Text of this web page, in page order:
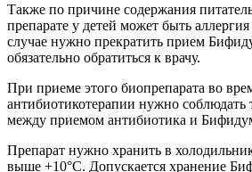
Также по причине содержания
препарате у детей может быть
случае нужно прекратить прием
обязательно обратиться к врачу.
При приеме этого биопрепарата во
антибиотикотерапии нужно соблюдать
между приемом антибиотика и
Препарат нужно хранить в
выше +10°С. Допускается хранение